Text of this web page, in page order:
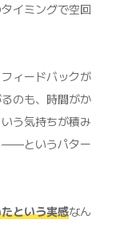
イミングで空回
ィードバックが
のも、時間がか
う気持ちが積み
——というパター
という実感なん